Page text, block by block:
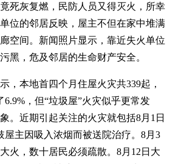
死灰复燃，民防人员又得灭火，所幸
位的邻居反映，屋主不但在家中堆满
空间。新闻照片显示，靠近失火单位
黑，危及邻居的生命财产安全。
，本地首四个月住屋火灾共339起，
6.9%，但“垃圾屋”火灾似乎更常发
。近期引起关注的火灾就包括8月1日
屋主因吸入浓烟而被送院治疗。8月3
火，数十居民必须疏散。8月12日大